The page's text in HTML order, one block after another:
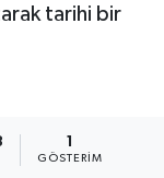
tarihi bir
GÖSTERIM